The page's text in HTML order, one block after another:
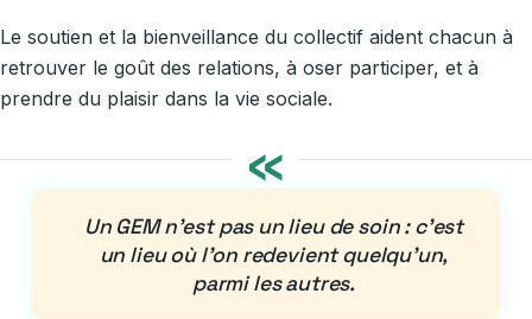
Le soutien et la bienveillance du collectif aident chacun à
retrouver le goût des relations, à oser participer, et à
prendre du plaisir dans la vie sociale.
«
Un GEM n’est pas un lieu de soin : c’est
un lieu où l’on redevient quelqu’un,
parmi les autres.